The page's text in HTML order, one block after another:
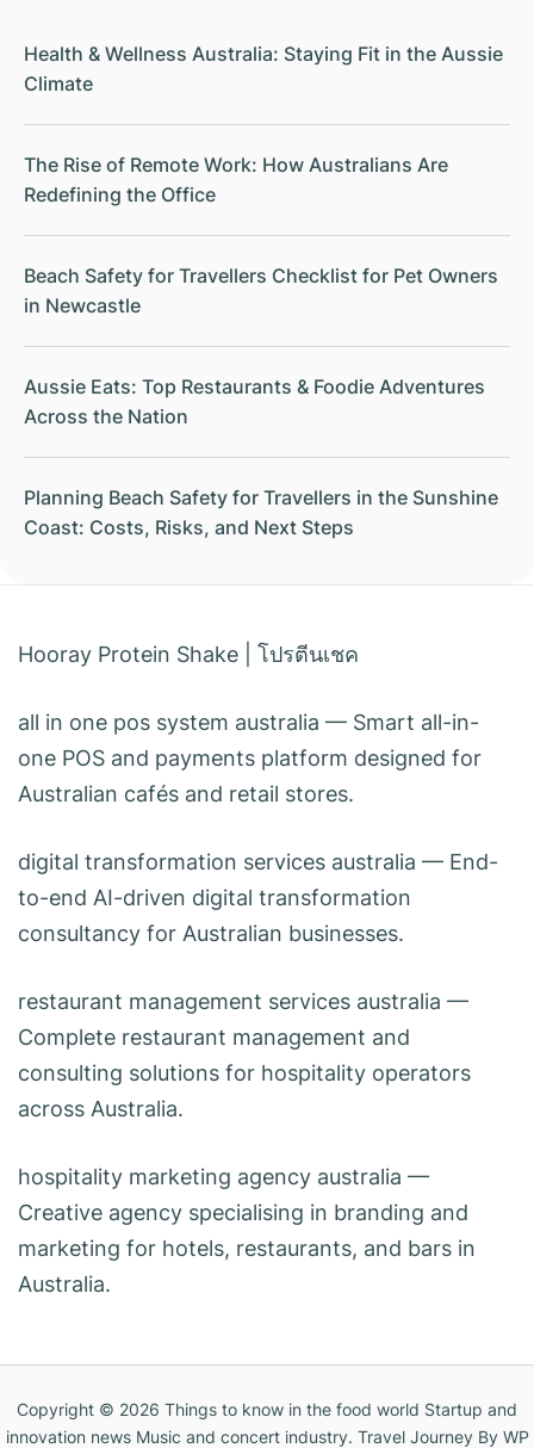
Health & Wellness Australia: Staying Fit in the Aussie
Climate
The Rise of Remote Work: How Australians Are
Redefining the Office
Beach Safety for Travellers Checklist for Pet Owners
in Newcastle
Aussie Eats: Top Restaurants & Foodie Adventures
Across the Nation
Planning Beach Safety for Travellers in the Sunshine
Coast: Costs, Risks, and Next Steps
Hooray Protein Shake โปรตีนเชค
all in one pos system australia — Smart all-in-
one POS and payments platform designed for
Australian cafés and retail stores.
digital transformation services australia — End-
to-end AI-driven digital transformation
consultancy for Australian businesses.
restaurant management services australia —
Complete restaurant management and
consulting solutions for hospitality operators
across Australia.
hospitality marketing agency australia —
Creative agency specialising in branding and
marketing for hotels, restaurants, and bars in
Australia.
Copyright © 2026 Things to know in the food world Startup and
innovation news Music and concert industry. Travel JourneyBy WP